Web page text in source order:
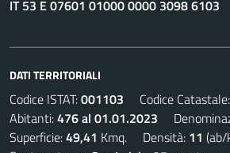
IT 53 E 07601 01000 0000 3098 6103
DATI TERRITORIALI
Codice ISTAT:001103 Codice Catastale:
Abitanti:476 al 01.01.2023
Superficie:49,41 Kmq. Densità: 11 (ab/